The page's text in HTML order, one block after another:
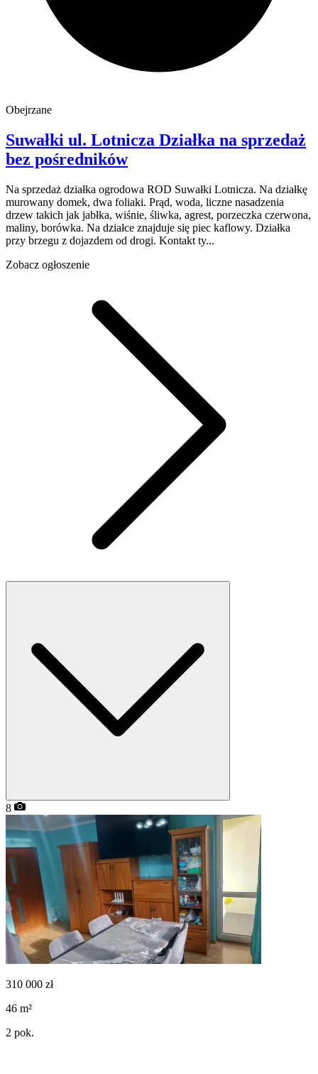
Obejrzane
Suwałki ul. Lotnicza Działka na sprzedaż
bez pośredników
Na sprzedaż działka ogrodowa ROD Suwałki Lotnicza. Na działkę
murowany domek, dwa foliaki. Prąd, woda, liczne nasadzenia
drzew takich jak jabłka, wiśnie, śliwka, agrest, porzeczka czerwona,
maliny, borówka. Na działce znajduje się piec kaflowy. Działka
przy brzegu z dojazdem od drogi. Kontakt ty...
Zobacz ogłoszenie
8
310 000 zł
46 m²
2 pok.